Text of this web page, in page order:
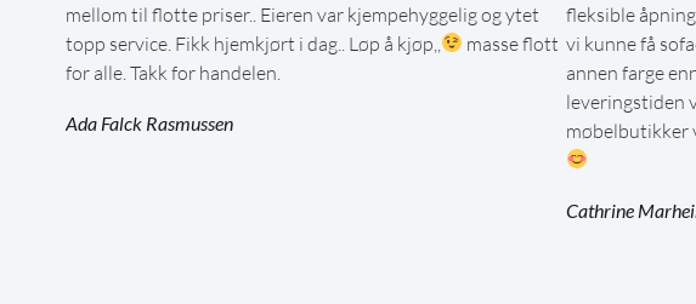
mellom til flotte priser.. Eieren var kjempehyggelig og ytet
topp service. Fikk hjemkjørt i dag.. Løp å kjøp,,
masse flott
for alle. Takk for handelen.
Ada Falck Rasmussen
fleksible
vi kunne få
annen farge
leveringstiden
møbelbutikker
Cathrine